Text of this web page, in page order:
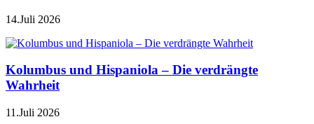
14.Juli 2026
Kolumbus und Hispaniola – Die verdrängte
Wahrheit
11.Juli 2026